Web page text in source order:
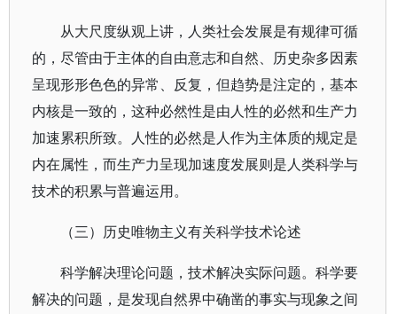
从大尺度纵观上讲，人类社会发展是有规律可循
的，尽管由于主体的自由意志和自然、历史杂多因素
呈现形形色色的异常、反复，但趋势是注定的，基本
内核是一致的，这种必然性是由人性的必然和生产力
加速累积所致。人性的必然是人作为主体质的规定是
内在属性，而生产力呈现加速度发展则是人类科学与
技术的积累与普遍运用。
（三）历史唯物主义有关科学技术论述
科学解决理论问题，技术解决实际问题。科学要
解决的问题，是发现自然界中确凿的事实与现象之间